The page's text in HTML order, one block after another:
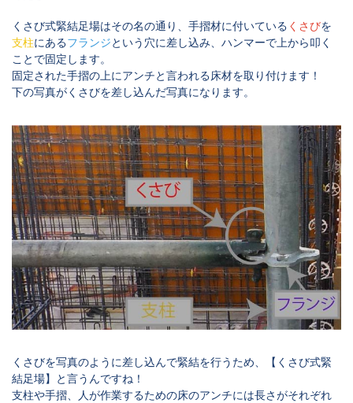
くさび式緊結足場はその名の通り、手摺材に付いている くさびを
支柱にあるフランジという穴に差し込み、ハンマーで上から叩く
ことで固定します。
固定された手摺の上にアンチと言われる床材を取り付けます！
下の写真がくさびを差し込んだ写真になります。
くさびを写真のように差し込んで緊結を行うため、【くさび式緊
結足場】と言うんですね！
支柱や手摺、人が作業するための床のアンチには長さがそれぞれ